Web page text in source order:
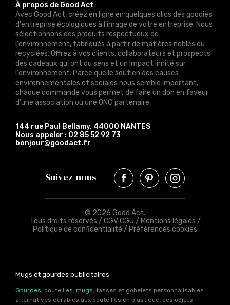
À propos de Good Act
Avec Good Act, créez en ligne en quelques clics des goodies
d'entreprise écologiques à l'image de votre entreprise. Nous
sélectionnons des produits respectueux de
l'environnement, fabriqués à partir de matières nobles ou
recyclées. Offrez à vos clients, collaborateurs et prospects
des cadeaux qui ont du sens et un impact limité sur
l'environnement. Parce que le soutien des causes
environnementales et sociales nous semble important,
chaque commande vous permet de faire un don en faveur
d'une association ou une ONG partenaire.
144 rue Paul Bellamy, 44000 NANTES
Nous appeler : 02 85 52 92 73
bonjour@goodact.fr
Suivez-nous
© 2026 Good Act.
Tous droits réservés / CGV CGU / Mentions légales /
Politique de confidentialité / Préférences cookies
Mugs et gourdes publicitaires
Gourdes , bouteilles, mugs , tasses et gobelets personnalisables :
alternatives durables aux bouteilles en plastique, ces objets